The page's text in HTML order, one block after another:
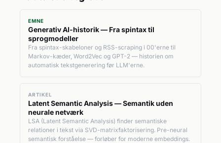
EMNE
Generativ AI-historik — Fra spintax til
sprogmodeller
Fra spintax-skabeloner og RSS-scraping i 00'erne til
Markov-kæder, Word2Vec og GPT-2 — historien om
automatisk tekstgenerering før LLM'erne.
ARTIKEL
Latent Semantic Analysis — Semantik uden
neurale netværk
LSA (Latent Semantic Analysis) finder semantiske
relationer i tekst via SVD-matrixfaktorisering. Pre-neural
semantisk forståelse — forløber for moderne embeddings.